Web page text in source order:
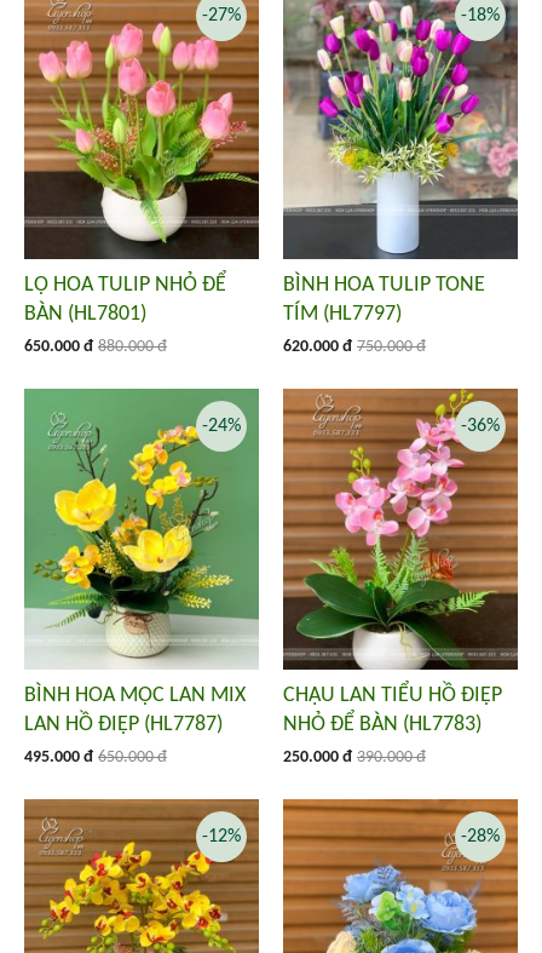
LỌ HOA TULIP NHỎ ĐỂ
BÀN (HL7801)
650.000 đ 880.000 đ
-27%
BÌNH HOA TULIP TONE
TÍM (HL7797)
620.000 đ 750.000 đ
-18%
BÌNH HOA MỘC LAN MIX
LAN HỒ ĐIỆP (HL7787)
495.000 đ 650.000 đ
-24%
CHẬU LAN TIỂU HỒ ĐIỆP
NHỎ ĐỂ BÀN (HL7783)
250.000 đ 390.000 đ
-36%
-12% -28%